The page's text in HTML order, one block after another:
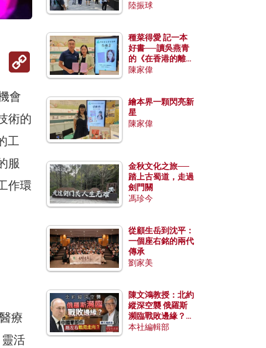
Copy
會
術的
工
服
作環
療
活
陸振球
種菜得愛 記一本
好書──讀吳燕青
的《在香港的離島
種菜》
陳家偉
繪本界一顆閃亮新
星
陳家偉
金秋文化之旅──
踏上古蜀道，走過
劍門關
馮珍今
從顧生岳到沈平：
一個座右銘的兩代
傳承
劉家美
陳文鴻教授：北約
縱深空襲 俄羅斯
瀕臨戰敗邊緣？中
國零部件能左右戰
本社編輯部